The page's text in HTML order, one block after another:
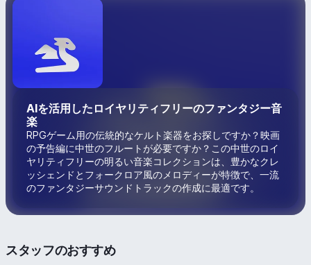
AIを活用したロイヤリティフリーのファンタジー音
楽
RPGゲーム用の伝統的なケルト楽器をお探しですか？映画
の予告編に中世のフルートが必要ですか？この中世のロイ
ヤリティフリーの明るい音楽コレクションは、豊かなクレ
ッシェンドとフォークロア風のメロディーが特徴で、一流
のファンタジーサウンドトラックの作成に最適です。
スタッフのおすすめ